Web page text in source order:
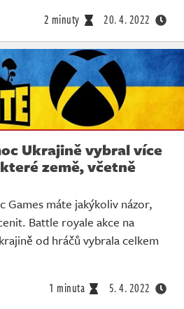
2 minuty 20. 4. 2022
Ukrajině vybral více
země, včetně
Games máte jakýkoliv názor,
Battle royale akce na
od hráčů vybrala celkem
1 minuta 5. 4. 2022